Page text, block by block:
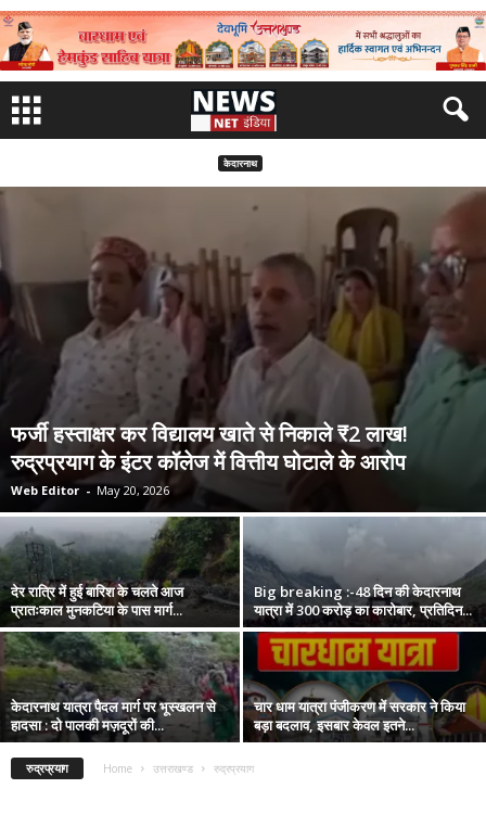
केदारनाथ
फर्जी हस्ताक्षर कर विद्यालय खाते से निकाले ₹2 लाख!
रुद्रप्रयाग के इंटर कॉलेज में वित्तीय घोटाले के आरोप
Web Editor - May 20, 2026
देर रात्रि में हुई बारिश के चलते आज
प्रातःकाल मुनकटिया के पास मार्ग...
Big breaking :-48 दिन की केदारनाथ
यात्रा में 300 करोड़ का कारोबार, प्रतिदिन...
केदारनाथ यात्रा पैदल मार्ग पर भूस्खलन से
हादसा : दो पालकी मज़दूरों की...
चार धाम यात्रा पंजीकरण में सरकार ने किया
बड़ा बदलाव, इसबार केवल इतने...
रुद्रप्रयाग Home उत्तराखण्ड रुद्रप्रयाग